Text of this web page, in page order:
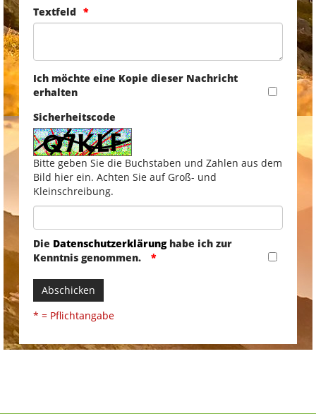
Textfeld
Ich möchte eine Kopie dieser Nachricht
erhalten
Sicherheitscode
Bitte geben Sie die Buchstaben und Zahlen aus dem
Bild hier ein. Achten Sie auf Groß- und
Kleinschreibung.
Die Datenschutzerklärunghabe ich zur
Kenntnis genommen.
Abschicken
* = Pflichtangabe